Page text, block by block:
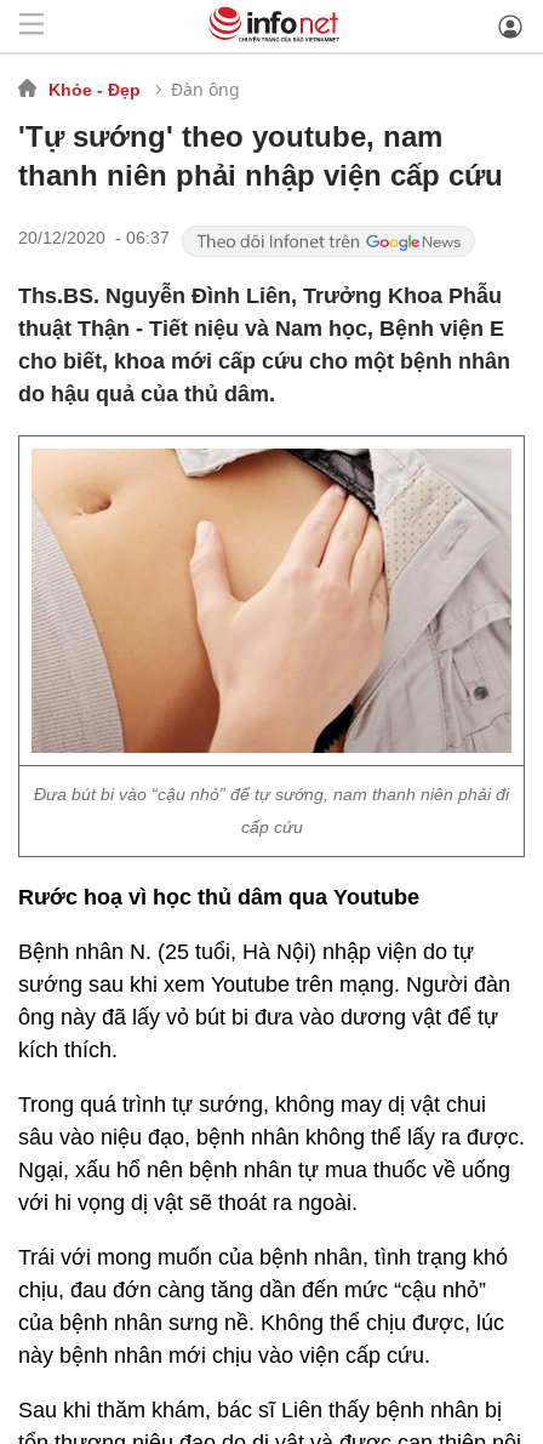
Khỏe - Đẹp Đàn ông
'Tự sướng' theo youtube, nam
thanh niên phải nhập viện cấp cứu
20/12/2020 - 06:37
Ths.BS. Nguyễn Đình Liên, Trưởng Khoa Phẫu
thuật Thận - Tiết niệu và Nam học, Bệnh viện E
cho biết, khoa mới cấp cứu cho một bệnh nhân
do hậu quả của thủ dâm.
Đưa bút bi vào “cậu nhỏ” để tự sướng, nam thanh niên phải đi
cấp cứu
Rước hoạ vì học thủ dâm qua Youtube
Bệnh nhân N. (25 tuổi, Hà Nội) nhập viện do tự
sướng sau khi xem Youtube trên mạng. Người đàn
ông này đã lấy vỏ bút bi đưa vào dương vật để tự
kích thích.
Trong quá trình tự sướng, không may dị vật chui
sâu vào niệu đạo, bệnh nhân không thể lấy ra được.
Ngại, xấu hổ nên bệnh nhân tự mua thuốc về uống
với hi vọng dị vật sẽ thoát ra ngoài.
Trái với mong muốn của bệnh nhân, tình trạng khó
chịu, đau đớn càng tăng dần đến mức “cậu nhỏ”
của bệnh nhân sưng nề. Không thể chịu được, lúc
này bệnh nhân mới chịu vào viện cấp cứu.
Sau khi thăm khám, bác sĩ Liên thấy bệnh nhân bị